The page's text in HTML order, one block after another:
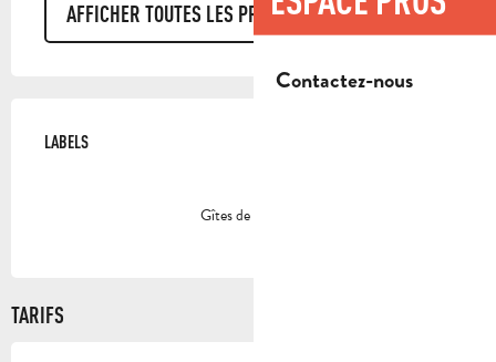
Contactez-nous
AFFICHER TOUTES LES PRESTATIONS
LABELS
LABELS
Gîtes de France
TARIFS